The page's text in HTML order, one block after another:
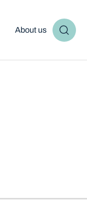
About us